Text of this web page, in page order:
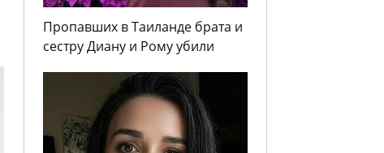
Пропавших в Таиланде брата и
сестру Диану и Рому убили